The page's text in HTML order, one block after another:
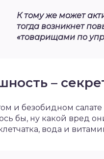
К тому же может
тогда возникнет
«товарищами по
–
и безобидном
бы, ну какой вред
вода и